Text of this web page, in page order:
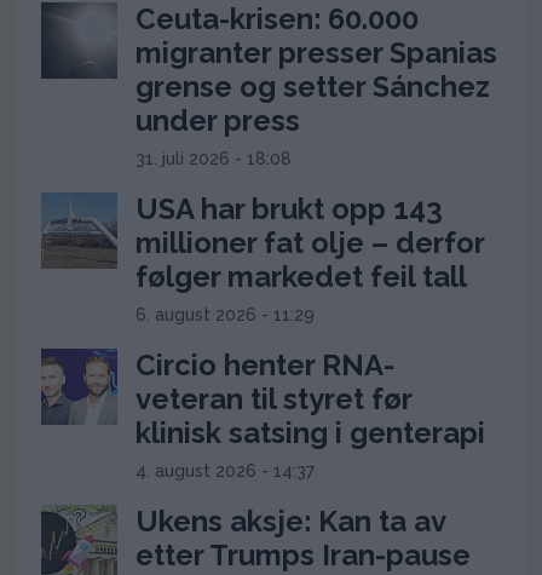
Ceuta-krisen: 60.000
migranter presser Spanias
grense og setter Sánchez
under press
31. juli 2026 - 18:08
USA har brukt opp 143
millioner fat olje – derfor
følger markedet feil tall
6. august 2026 - 11:29
Circio henter RNA-
veteran til styret før
klinisk satsing i genterapi
4. august 2026 - 14:37
Ukens aksje: Kan ta av
etter Trumps Iran-pause